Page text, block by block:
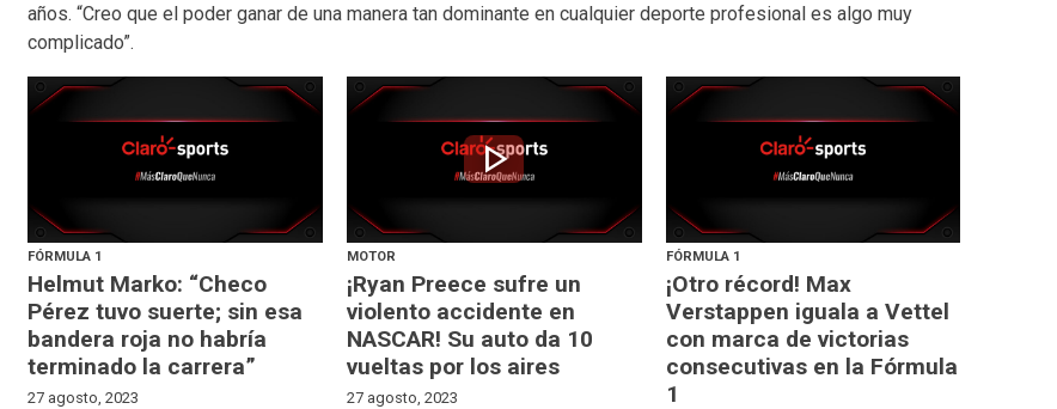
años. “Creo que el poder ganar de una manera tan dominante en cualquier deporte profesional es algo muy
complicado”.
FÓRMULA 1
Helmut Marko: “Checo
Pérez tuvo suerte; sin esa
bandera roja no habría
terminado la carrera”
27 agosto, 2023
play_arrow
MOTOR
¡Ryan Preece sufre un
violento accidente en
NASCAR! Su auto da 10
vueltas por los aires
27 agosto, 2023
FÓRMULA 1
¡Otro récord! Max
Verstappen iguala a Vettel
con marca de victorias
consecutivas en la Fórmula
1